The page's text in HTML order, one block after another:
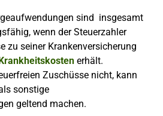
sind insgesamt
wenn der Steuerzahler
zu seiner Krankenversicherung
erhält.
Zuschüsse nicht, kann
sonstige
geltend machen.